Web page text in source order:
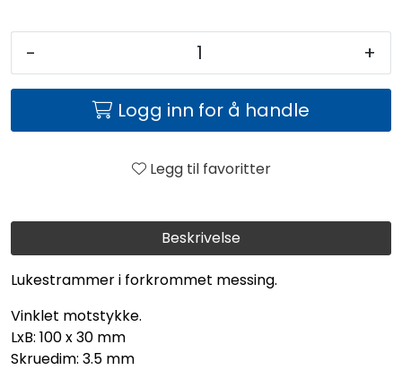
Beskrivelse
Lukestrammer i forkrommet messing.
Vinklet motstykke.
LxB: 100 x 30 mm
Skruedim: 3.5 mm
- +
Logg inn for å handle
Legg til favoritter